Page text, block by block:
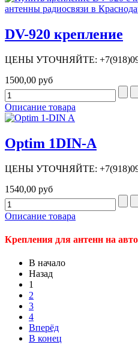
DV-920 крепление
ЦЕНЫ УТОЧНЯЙТЕ:
1500,00 руб
Описание товара
Optim 1DIN-A
ЦЕНЫ УТОЧНЯЙТЕ:
1540,00 руб
Описание товара
Крепления для антенн на авто
В начало
Назад
1
2
3
4
Вперёд
В конец